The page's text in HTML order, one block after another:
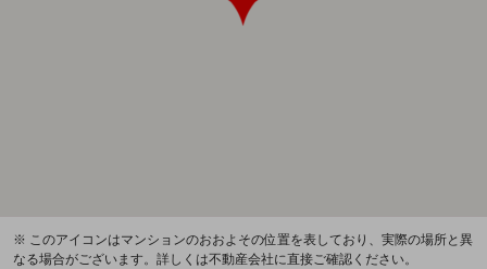
※ このアイコンはマンションのおおよその位置を表しており、実際の場所と異
なる場合がございます。詳しくは不動産会社に直接ご確認ください。